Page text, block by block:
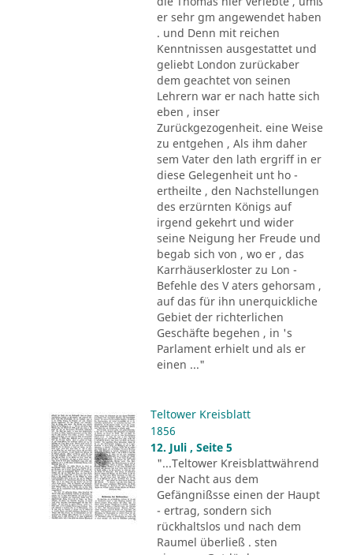
er sehr gm angewendet haben
. und Denn mit reichen
Kenntnissen ausgestattet und
geliebt London zurückaber
dem geachtet von seinen
Lehrern war er nach hatte sich
eben , inser
Zurückgezogenheit. eine Weise
zu entgehen , Als ihm daher
sem Vater den lath ergriff in er
diese Gelegenheit unt ho -
ertheilte , den Nachstellungen
des erzürnten Königs auf
irgend gekehrt und wider
seine Neigung her Freude und
begab sich von , wo er , das
Karrhäuserkloster zu Lon -
Befehle des V aters gehorsam ,
auf das für ihn unerquickliche
Gebiet der richterlichen
Geschäfte begehen , in 's
Parlament erhielt und als er
einen ..."
Teltower Kreisblatt
1856
12. Juli , Seite 5
"...Teltower Kreisblattwährend
der Nacht aus dem
Gefängnißsse einen der Haupt
- ertrag, sondern sich
rückhaltslos und nach dem
Raumel überließ . sten